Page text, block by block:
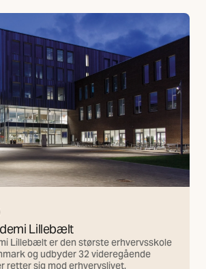
Lillebælt
Lillebælt er den største erhvervsskole
og udbyder 32 videregående
retter sig mod erhvervslivet.